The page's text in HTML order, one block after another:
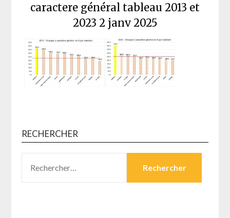
caractere général tableau 2013 et
2023 2 janv 2025
RECHERCHER